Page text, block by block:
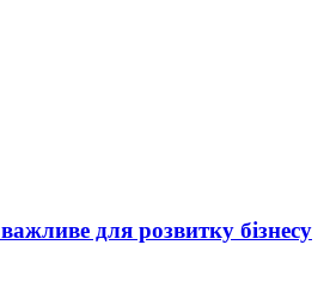
для розвитку бізнесу